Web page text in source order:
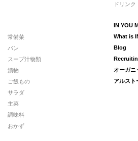
ドリンク
常備菜
パン
スープ汁物類
漬物
ご飯もの
サラダ
主菜
調味料
おかず
IN YOU
What is
Blog
オーガニ
アルスト